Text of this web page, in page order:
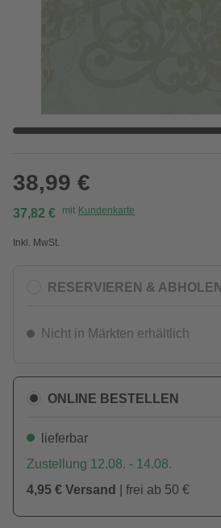
38,99 €
37,82 € mit Kundenkarte
Inkl. MwSt.
RESERVIEREN & ABHOLEN
Nicht in Märkten erhältlich
ONLINE BESTELLEN
lieferbar
Zustellung 12.08. - 14.08.
4,95 € Versand
| frei ab 50 €